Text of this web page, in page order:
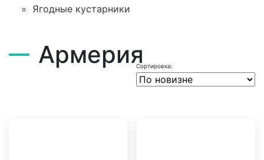
Ягодные кустарники
Армерия